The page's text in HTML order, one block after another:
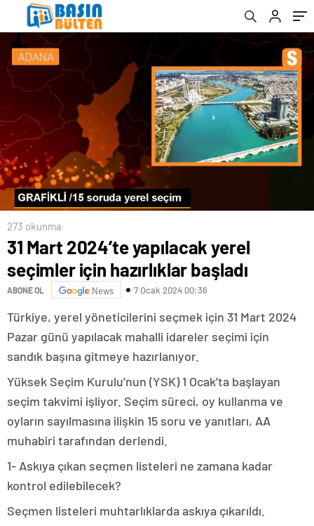
273 okunma
31 Mart 2024’te yapılacak yerel
seçimler için hazırlıklar başladı
ABONE OL News 7 Ocak 2024 00:36
Türkiye, yerel yöneticilerini seçmek için 31 Mart 2024
Pazar günü yapılacak mahalli idareler seçimi için
sandık başına gitmeye hazırlanıyor.
Yüksek Seçim Kurulu’nun (YSK) 1 Ocak’ta başlayan
seçim takvimi işliyor. Seçim süreci, oy kullanma ve
oyların sayılmasına ilişkin 15 soru ve yanıtları, AA
muhabiri tarafından derlendi.
1- Askıya çıkan seçmen listeleri ne zamana kadar
kontrol edilebilecek?
Seçmen listeleri muhtarlıklarda askıya çıkarıldı.